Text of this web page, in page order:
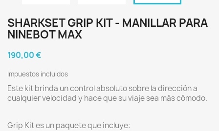
SHARKSET GRIP KIT - MANILLAR PARA
NINEBOT MAX
190,00 €
Impuestos incluidos
Este kit brinda un control absoluto sobre la dirección a
cualquier velocidad y hace que su viaje sea más cómodo.
Grip Kit es un paquete que incluye: